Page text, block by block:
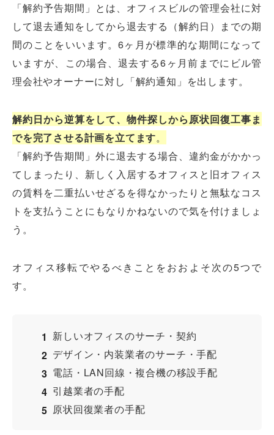
「解約予告期間」とは、オフィスビルの管理会社に対
して退去通知をしてから退去する（解約日）までの期
間のことをいいます。6ヶ月が標準的な期間になって
いますが、この場合、退去する6ヶ月前までにビル管
理会社やオーナーに対し「解約通知」を出します。
解約日から逆算をして、物件探しから原状回復工事ま
でを完了させる計画を立てます。
「解約予告期間」外に退去する場合、違約金がかかっ
てしまったり、新しく入居するオフィスと旧オフィス
の賃料を二重払いせざるを得なかったりと無駄なコス
トを支払うことにもなりかねないので気を付けましょ
う。
オフィス移転でやるべきことをおおよそ次の5つで
す。
新しいオフィスのサーチ・契約
デザイン・内装業者のサーチ・手配
電話・LAN回線・複合機の移設手配
引越業者の手配
原状回復業者の手配